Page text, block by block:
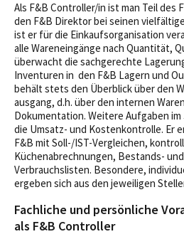
Als F&B Controller/in ist man Teil
den F&B Direktor bei seinen
ist er für die Einkaufsorganisation
alle Wareneingänge nach Quantität,
überwacht die sachgerechte
Inventuren in den F&B Lagern und
behält stets den Überblick über den
ausgang, d.h. über den internen
Dokumentation. Weitere Aufgaben
die Umsatz- und Kostenkontrolle. Er
F&B mit Soll-/IST-Vergleichen,
Küchenabrechnungen, Bestands- und
Verbrauchslisten. Besondere,
ergeben sich aus den jeweiligen
Fachliche und persönliche
als F&B Controller